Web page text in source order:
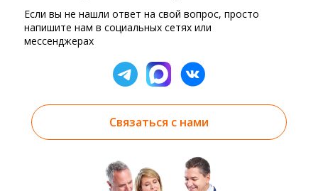
Если вы не нашли ответ на свой вопрос, просто
напишите нам в социальных сетях или
мессенджерах
Связаться с нами